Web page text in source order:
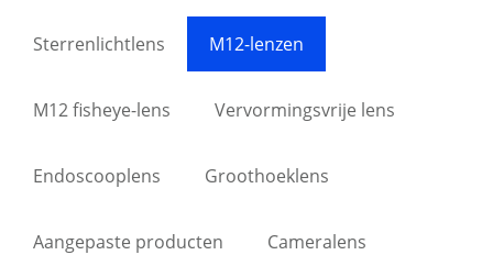
Sterrenlichtlens M12-lenzen
M12 fisheye-lens Vervormingsvrije lens
Endoscooplens Groothoeklens
Aangepaste producten Cameralens